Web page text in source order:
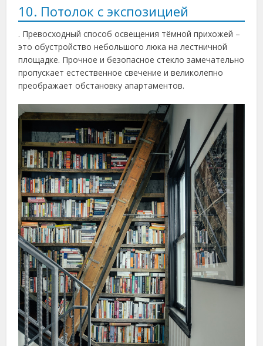
10. Потолок с экспозицией
. Превосходный способ освещения тёмной прихожей –
это обустройство небольшого люка на лестничной
площадке. Прочное и безопасное стекло замечательно
пропускает естественное свечение и великолепно
преображает обстановку апартаментов.